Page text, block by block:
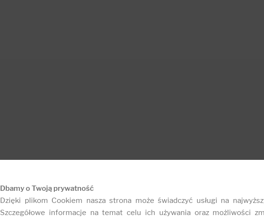
Dbamy o Twoją prywatność
Dzięki plikom Cookiem nasza strona może świadczyć usługi na
Szczegółowe informacje na temat celu ich używania oraz możliwości